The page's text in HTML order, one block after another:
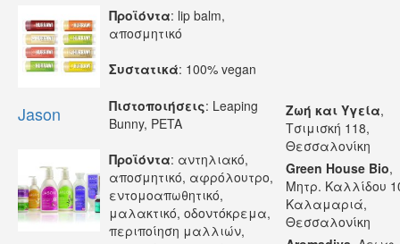
Προϊόντα: lip balm,
αποσμητικό
Συστατικά: 100% vegan
Jason Πιστοποιήσεις: Leaping
Bunny, PETA
Προϊόντα: αντηλιακό,
αποσμητικό, αφρόλουτρο,
εντομοαπωθητικό,
μαλακτικό, οδοντόκρεμα,
περιποίηση μαλλιών,
Ζωή και Υγεία,
Τσιμισκή 118,
Θεσσαλονίκη
Green House Bio,
Μητρ. Καλλίδου
Καλαμαριά,
Θεσσαλονίκη